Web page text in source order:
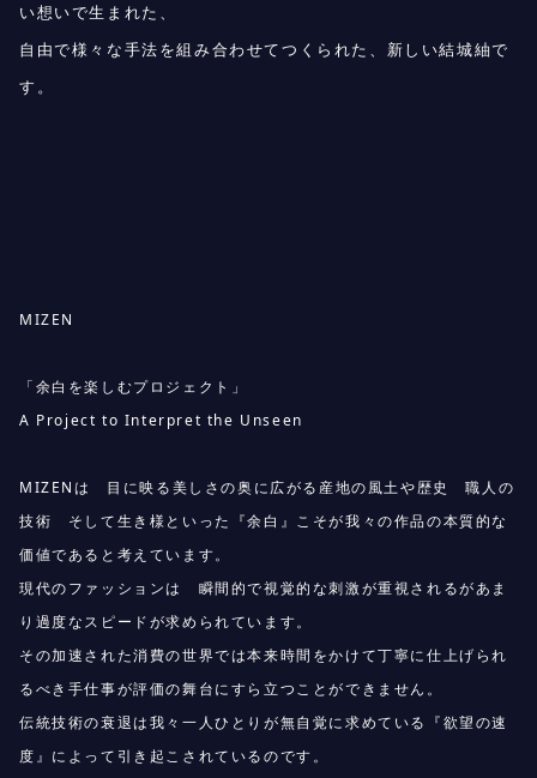
い想いで生まれた、
自由で様々な手法を組み合わせてつくられた、新しい結城紬で
す。
MIZEN
「余白を楽しむプロジェクト」
A Project to Interpret the Unseen
MIZENは 目に映る美しさの奥に広がる産地の風土や歴史 職人の
技術 そして生き様といった『余白』こそが我々の作品の本質的な
価値であると考えています。
現代のファッションは 瞬間的で視覚的な刺激が重視されるがあま
り過度なスピードが求められています。
その加速された消費の世界では本来時間をかけて丁寧に仕上げられ
るべき手仕事が評価の舞台にすら立つことができません。
伝統技術の衰退は我々一人ひとりが無自覚に求めている『欲望の速
度』によって引き起こされているのです。